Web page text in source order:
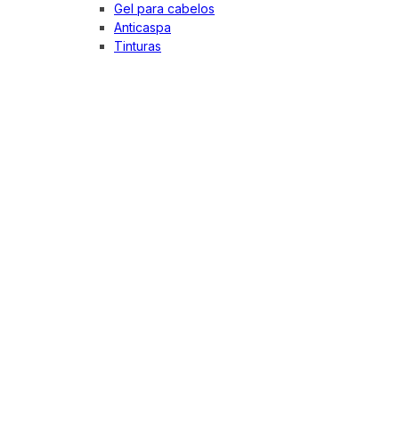
Gel para cabelos
Anticaspa
Tinturas